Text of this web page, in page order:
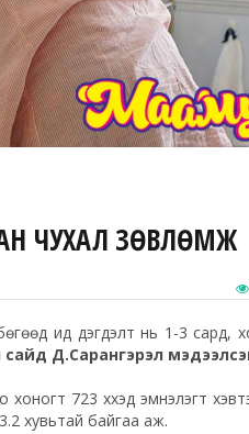
ЧУХАЛ ЗӨВЛӨМЖ
ид дэгдэлт нь 1-3 сард,
сайд Д.Сарангэрэл
723 хүүхэд эмнэлэгт
хувьтай байгаа аж.